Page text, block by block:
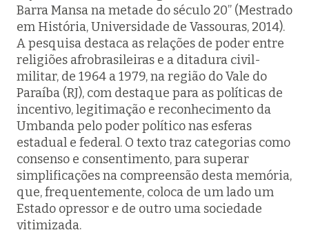
Barra Mansa na metade do século 20” (Mestrado
em História, Universidade de Vassouras, 2014).
A pesquisa destaca as relações de poder entre
religiões afrobrasileiras e a ditadura civil-
militar, de 1964 a 1979, na região do Vale do
Paraíba (RJ), com destaque para as políticas de
incentivo, legitimação e reconhecimento da
Umbanda pelo poder político nas esferas
estadual e federal. O texto traz categorias como
consenso e consentimento, para superar
simplificações na compreensão desta memória,
que, frequentemente, coloca de um lado um
Estado opressor e de outro uma sociedade
vitimizada.